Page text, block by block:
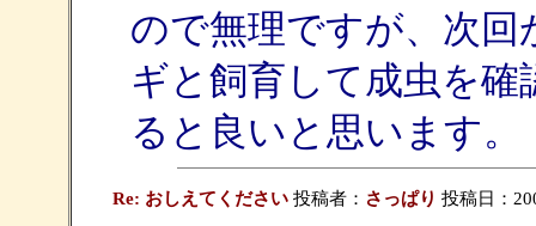
ので無理ですが、次
ギと飼育して成虫を
ると良いと思います。
Re: おしえてください投稿者： さっぱり 投稿日：